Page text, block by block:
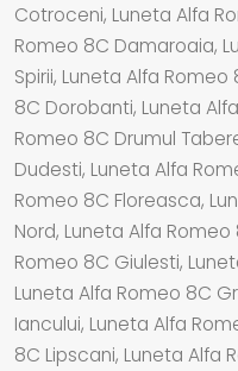
Cotroceni, Luneta Alfa
Romeo 8C Damaroaia,
Spirii, Luneta Alfa
8C Dorobanti, Luneta
Romeo 8C Drumul
Dudesti, Luneta Alfa
Romeo 8C Floreasca,
Nord, Luneta Alfa
Romeo 8C Giulesti,
Luneta Alfa Romeo 8C
Iancului, Luneta Alfa
8C Lipscani, Luneta Alfa